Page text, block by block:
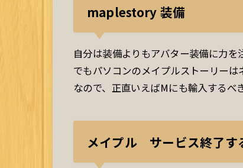
maplestory 装備
自分は装備よりもアバター装備に力
でもパソコンのメイプルストーリー
なので、正直いえばMにも輸入するべ
メイプルサービス終了す